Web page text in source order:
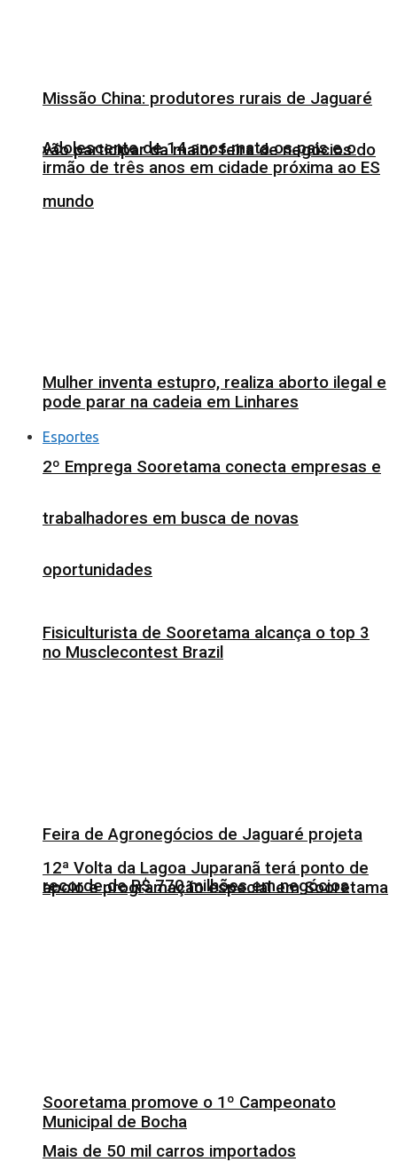
Missão China: produtores rurais de Jaguaré
vão participar da maior feira de negócios do
mundo
2º Emprega Sooretama conecta empresas e
trabalhadores em busca de novas
oportunidades
Feira de Agronegócios de Jaguaré projeta
recorde de R$ 770 milhões em negócios
Mais de 50 mil carros importados
Adolescente de 14 anos mata os pais e o
irmão de três anos em cidade próxima ao ES
Mulher inventa estupro, realiza aborto ilegal e
pode parar na cadeia em Linhares
Esportes
Fisiculturista de Sooretama alcança o top 3
no Musclecontest Brazil
12ª Volta da Lagoa Juparanã terá ponto de
apoio e programação especial em Sooretama
Sooretama promove o 1º Campeonato
Municipal de Bocha